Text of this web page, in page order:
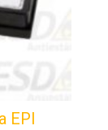
EPI